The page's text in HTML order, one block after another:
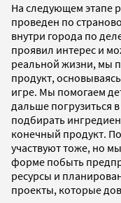
На следующем этапе
проведен по
внутри города по
проявил интерес и
реальной жизни, мы
продукт,
игре. Мы помогаем
дальше погрузиться
подбирать
конечный продукт.
участвуют тоже, но
форме побыть
ресурсы и
проекты, которые